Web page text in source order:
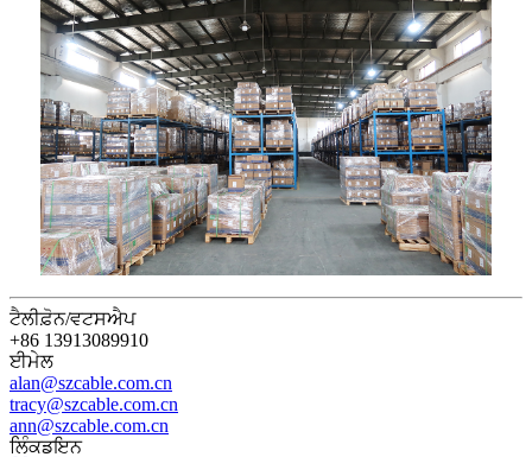
ਟੈਲੀਫ਼ੋਨ/ਵਟਸਐਪ
+86 13913089910
ਈਮੇਲ
alan@szcable.com.cn
tracy@szcable.com.cn
ann@szcable.com.cn
ਲਿੰਕਡਇਨ